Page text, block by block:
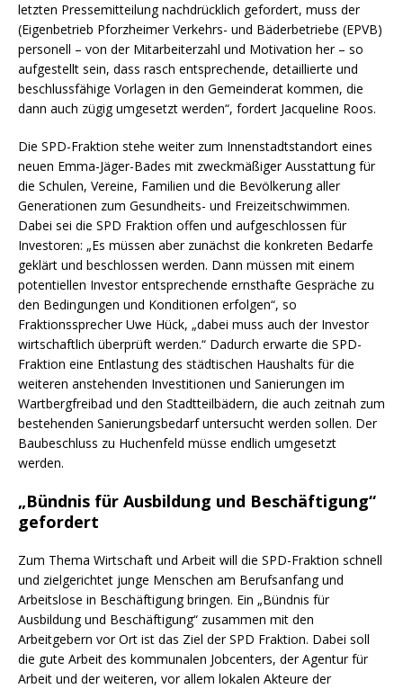
letzten Pressemitteilung nachdrücklich gefordert, muss der
(Eigenbetrieb Pforzheimer Verkehrs- und Bäderbetriebe (EPVB)
personell – von der Mitarbeiterzahl und Motivation her – so
aufgestellt sein, dass rasch entsprechende, detaillierte und
beschlussfähige Vorlagen in den Gemeinderat kommen, die
dann auch zügig umgesetzt werden“, fordert Jacqueline Roos.
Die SPD-Fraktion stehe weiter zum Innenstadtstandort eines
neuen Emma-Jäger-Bades mit zweckmäßiger Ausstattung für
die Schulen, Vereine, Familien und die Bevölkerung aller
Generationen zum Gesundheits- und Freizeitschwimmen.
Dabei sei die SPD Fraktion offen und aufgeschlossen für
Investoren: „Es müssen aber zunächst die konkreten Bedarfe
geklärt und beschlossen werden. Dann müssen mit einem
potentiellen Investor entsprechende ernsthafte Gespräche zu
den Bedingungen und Konditionen erfolgen“, so
Fraktionssprecher Uwe Hück, „dabei muss auch der Investor
wirtschaftlich überprüft werden.“ Dadurch erwarte die SPD-
Fraktion eine Entlastung des städtischen Haushalts für die
weiteren anstehenden Investitionen und Sanierungen im
Wartbergfreibad und den Stadtteilbädern, die auch zeitnah zum
bestehenden Sanierungsbedarf untersucht werden sollen. Der
Baubeschluss zu Huchenfeld müsse endlich umgesetzt
werden.
„Bündnis für Ausbildung und Beschäftigung“
gefordert
Zum Thema Wirtschaft und Arbeit will die SPD-Fraktion schnell
und zielgerichtet junge Menschen am Berufsanfang und
Arbeitslose in Beschäftigung bringen. Ein „Bündnis für
Ausbildung und Beschäftigung“ zusammen mit den
Arbeitgebern vor Ort ist das Ziel der SPD Fraktion. Dabei soll
die gute Arbeit des kommunalen Jobcenters, der Agentur für
Arbeit und der weiteren, vor allem lokalen Akteure der